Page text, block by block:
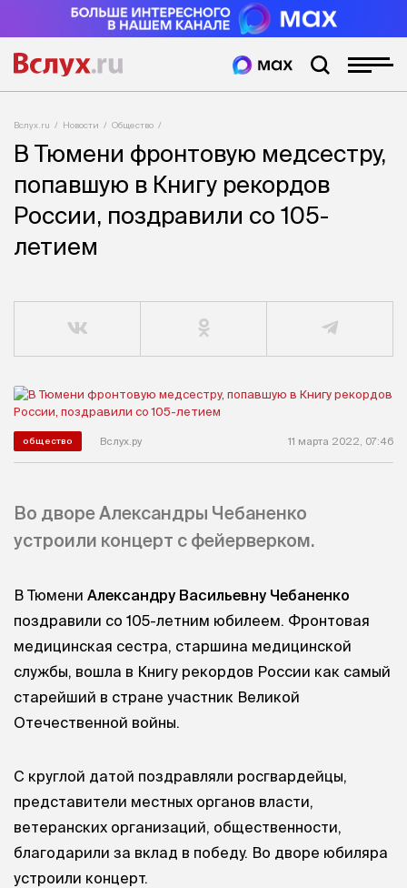
Вслух.ru Новости Общество
В Тюмени фронтовую медсестру,
попавшую в Книгу рекордов
России, поздравили со 105-
летием
общество Вслух.ру 11 марта 2022, 07:46
Во дворе Александры Чебаненко
устроили концерт с фейерверком.
В Тюмени Александру Васильевну Чебаненко
поздравили со 105-летним юбилеем. Фронтовая
медицинская сестра, старшина медицинской
службы, вошла в Книгу рекордов России как самый
старейший в стране участник Великой
Отечественной войны.
С круглой датой поздравляли росгвардейцы,
представители местных органов власти,
ветеранских организаций, общественности,
благодарили за вклад в победу. Во дворе юбиляра
устроили концерт.